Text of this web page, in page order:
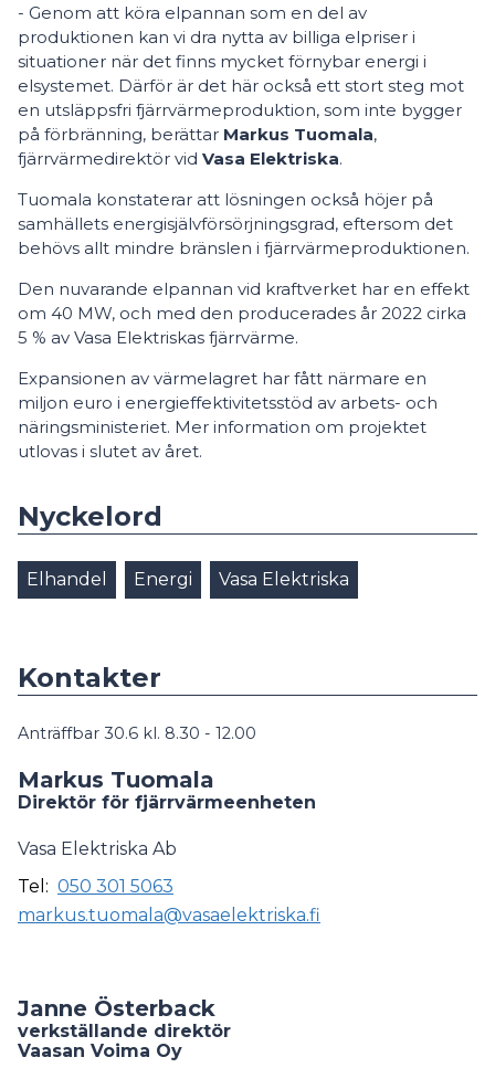
- Genom att köra elpannan som en del av
produktionen kan vi dra nytta av billiga elpriser i
situationer när det finns mycket förnybar energi i
elsystemet. Därför är det här också ett stort steg mot
en utsläppsfri fjärrvärmeproduktion, som inte bygger
på förbränning, berättar Markus Tuomala,
fjärrvärmedirektör vid Vasa Elektriska.
Tuomala konstaterar att lösningen också höjer på
samhällets energisjälvförsörjningsgrad, eftersom det
behövs allt mindre bränslen i fjärrvärmeproduktionen.
Den nuvarande elpannan vid kraftverket har en effekt
om 40 MW, och med den producerades år 2022 cirka
5 % av Vasa Elektriskas fjärrvärme.
Expansionen av värmelagret har fått närmare en
miljon euro i energieffektivitetsstöd av arbets- och
näringsministeriet. Mer information om projektet
utlovas i slutet av året.
Nyckelord
Elhandel Energi Vasa Elektriska
Kontakter
Anträffbar 30.6 kl. 8.30 - 12.00
Markus Tuomala
Direktör för fjärrvärmeenheten
Vasa Elektriska Ab
Tel: 050 301 5063
markus.tuomala@vasaelektriska.fi
Janne Österback
verkställande direktör
Vaasan Voima Oy